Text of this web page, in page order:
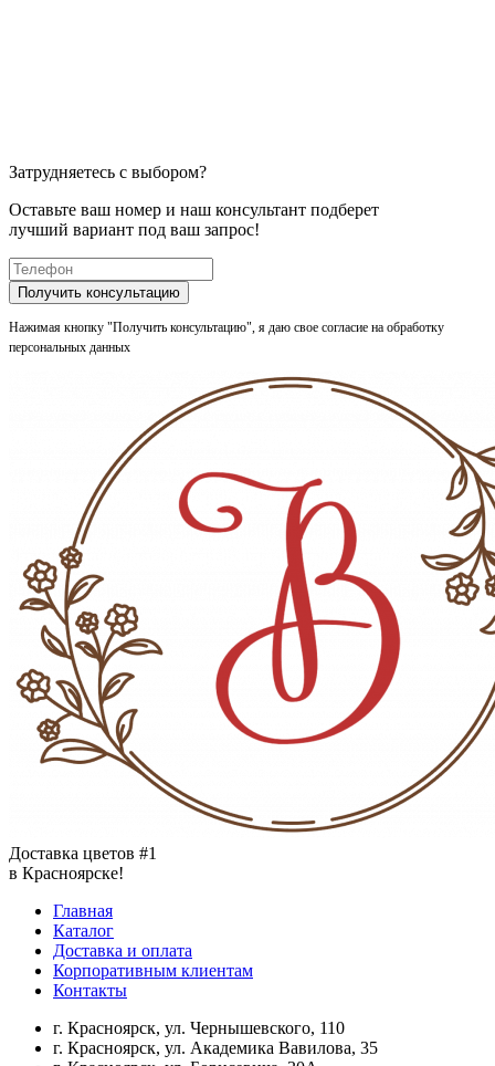
Затрудняетесь с выбором?
Оставьте ваш номер и наш консультант подберет
лучший вариант под ваш запрос!
Получить консультацию
Нажимая кнопку "Получить консультацию", я даю свое согласие на обработку
персональных данных
Доставка цветов #1
в Красноярске!
Главная
Каталог
Доставка и оплата
Корпоративным клиентам
Контакты
г. Красноярск, ул. Чернышевского, 110
г. Красноярск, ул. Академика Вавилова, 35